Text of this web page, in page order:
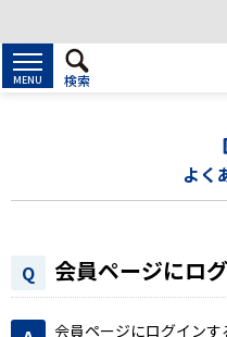
検索
MENU
よく
会員ページにロ
会員ページにログイン